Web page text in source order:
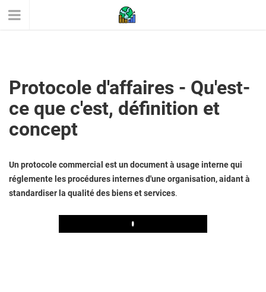
Protocole d'affaires - Qu'est-
ce que c'est, définition et
concept
Un protocole commercial est un document à usage interne qui
réglemente les procédures internes d'une organisation, aidant à
standardiser la qualité des biens et services.
Play